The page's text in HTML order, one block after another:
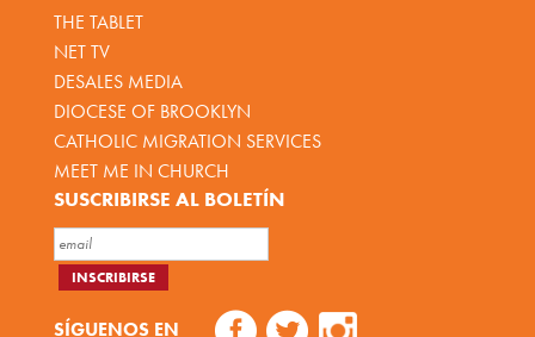
THE TABLET
NET TV
DESALES MEDIA
DIOCESE OF BROOKLYN
CATHOLIC MIGRATION SERVICES
MEET ME IN CHURCH
SUSCRIBIRSE AL BOLETÍN
SÍGUENOS EN